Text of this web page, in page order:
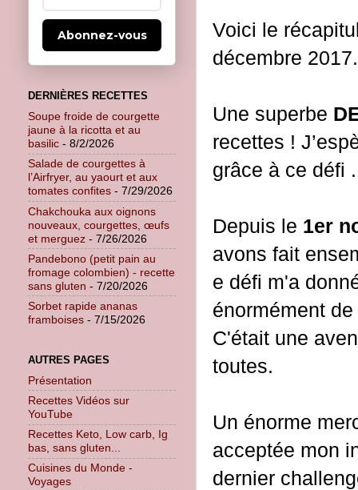
Voici le
décembre 2017.
Une superbe
recettes !
grâce à ce défi .
Depuis le 1er
avons fait
e défi m'a
énormément
C'était une
toutes.
Un énorme
acceptée mon
dernier
Abonnez-vous
DERNIÈRES RECETTES
Soupe froide de courgette
jaune à la ricotta et au
basilic - 8/2/2026
Salade de courgettes à
l’Airfryer, au yaourt et aux
tomates confites - 7/29/2026
Chakchouka aux oignons
nouveaux, courgettes, œufs
et merguez - 7/26/2026
Pandebono (petit pain au
fromage colombien) - recette
sans gluten - 7/20/2026
Sorbet rapide ananas
framboises - 7/15/2026
AUTRES PAGES
Présentation
Recettes Vidéos sur
YouTube
Recettes Keto, Low carb, Ig
bas, sans gluten...
Cuisines du Monde -
Voyages